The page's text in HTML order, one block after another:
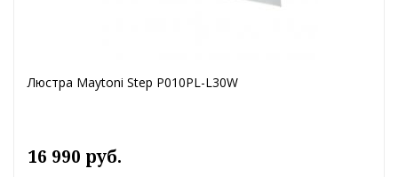
Люстра Maytoni Step P010PL-L30W
16 990 руб.